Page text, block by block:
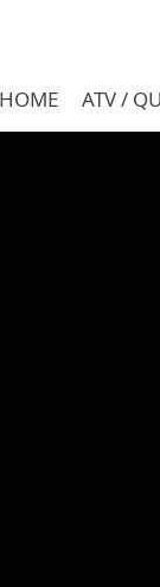
HOME ATV /